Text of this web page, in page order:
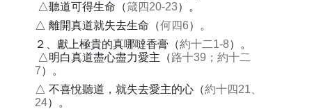
△聽道可得生命（箴四20-23）。
△ 離開真道就失去生命（何四6）。
２、獻上極貴的真哪噠香膏（約十二1-8）。
△明白真道盡心盡力愛主（路十39；約十二
7）。
△ 不喜悅聽道，就失去愛主的心（約十四21、
24）。